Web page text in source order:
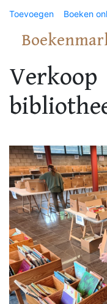
Toevoegen Boeken
Verkoop